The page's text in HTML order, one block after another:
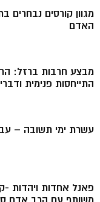
מגוון קורסים נבחרים
האדם
מבצע חרבות ברזל:
התייחסות פנימית
עשרת ימי תשובה –
פאנל אחדות ויהדות -